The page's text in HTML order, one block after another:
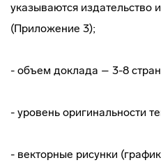
указываются издательство
(Приложение 3);
- объем доклада – 3-8
- уровень оригинальности
- векторные рисунки